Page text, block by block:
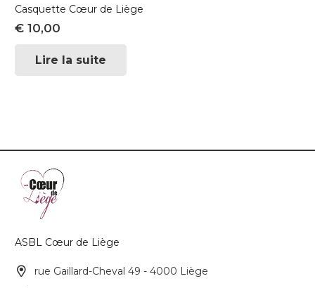
Casquette Cœur de Liège
€ 10,00
Lire la suite
ASBL Cœur de Liège
rue Gaillard-Cheval 49 - 4000 Liège